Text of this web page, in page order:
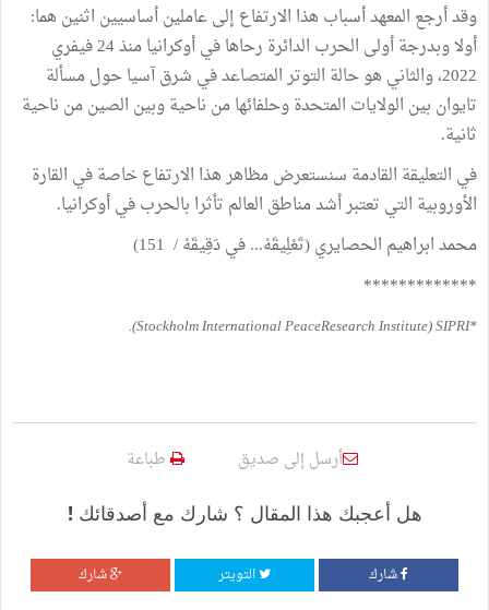
وقد أرجع المعهد أسباب هذا الارتفاع إلى عاملين أساسيين اثنين هما:
أولا وبدرجة أولى الحرب الدائرة رحاها في أوكرانيا منذ 24 فيفري
2022، والثاني هو حالة التوتر المتصاعد في شرق آسيا حول مسألة
تايوان بين الولايات المتحدة وحلفائها من ناحية وبين الصين من ناحية
ثانية.
في التعليقة القادمة سنستعرض مظاهر هذا الارتفاع خاصة في القارة
الأوروبية التي تعتبر أشد مناطق العالم تأثرا بالحرب في أوكرانيا.
محمد ابراهيم الحصايري (تَعْلِيقَهْ... في دَقِيقَهْ / 151)
*************
*Stockholm International PeaceResearch Institute) SIPRI).
أرسل إلى صديق طباعة
هل أعجبك هذا المقال ؟ شارك مع أصدقائك !
شارك التويتر شارك